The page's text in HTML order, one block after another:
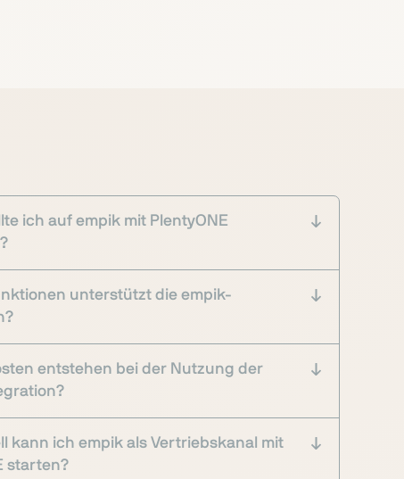
ich auf empik mit PlentyONE
unterstützt die empik-
entstehen bei der Nutzung der
kann ich empik als Vertriebskanal mit
starten?